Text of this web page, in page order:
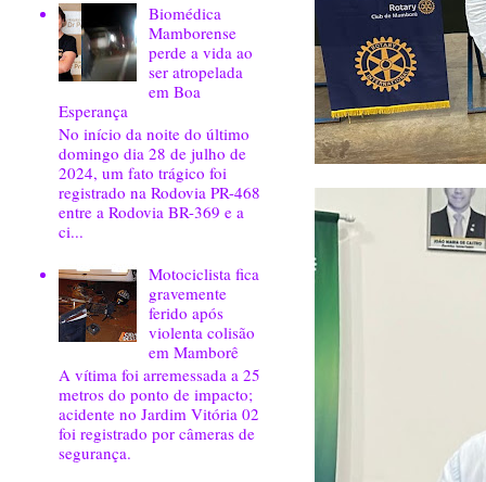
Biomédica
Mamborense
perde a vida ao
ser atropelada
em Boa
Esperança
No início da noite do último
domingo dia 28 de julho de
2024, um fato trágico foi
registrado na Rodovia PR-468
entre a Rodovia BR-369 e a
ci...
Motociclista fica
gravemente
ferido após
violenta colisão
em Mamborê
A vítima foi arremessada a 25
metros do ponto de impacto;
acidente no Jardim Vitória 02
foi registrado por câmeras de
segurança.